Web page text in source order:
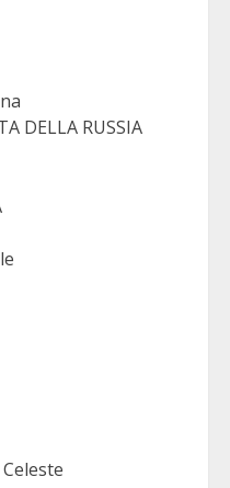
DELLA RUSSIA